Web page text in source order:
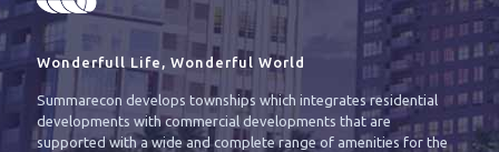
Wonderfull Life, Wonderful World
Summarecon develops townships which integrates residential
developments with commercial developments that are
supported with a wide and complete range of amenities for the